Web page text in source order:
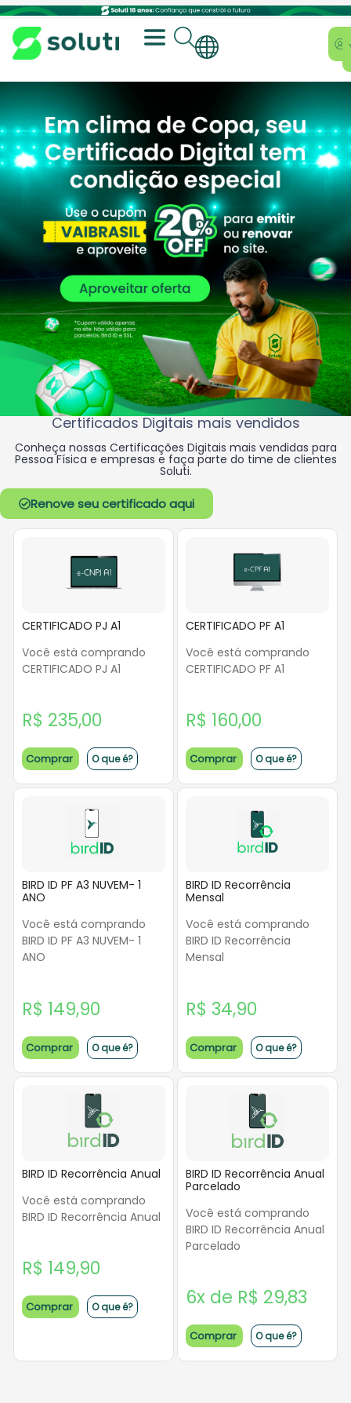
Certificados Digitais mais vendidos
Conheça nossas Certificações Digitais mais vendidas para
Pessoa Física e empresas e faça parte do time de clientes
Soluti.
Renove seu certificado aqui
CERTIFICADO PJ A1
Você está comprando
CERTIFICADO PJ A1
R$ 235,00
Comprar O que é?
CERTIFICADO PF A1
Você está comprando
CERTIFICADO PF A1
R$ 160,00
Comprar O que é?
BIRD ID PF A3 NUVEM- 1
ANO
Você está comprando
BIRD ID PF A3 NUVEM- 1
ANO
R$ 149,90
Comprar O que é?
BIRD ID Recorrência
Mensal
Você está comprando
BIRD ID Recorrência
Mensal
R$ 34,90
Comprar O que é?
BIRD ID Recorrência Anual
Você está comprando
BIRD ID Recorrência Anual
R$ 149,90
Comprar O que é?
BIRD ID Recorrência Anual
Parcelado
Você está comprando
BIRD ID Recorrência Anual
Parcelado
6x de R$ 29,83
Comprar O que é?